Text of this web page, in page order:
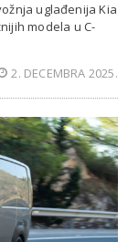
uglađenija Kia
modela u C-
2. DECEMBRA 2025.